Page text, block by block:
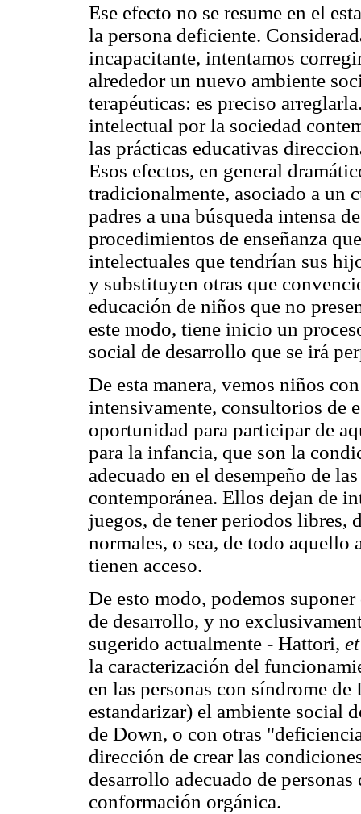
Ese efecto no se resume en el
la persona deficiente.
incapacitante, intentamos
alrededor un nuevo ambiente
terapéuticas: es preciso
intelectual por la sociedad
las prácticas educativas
Esos efectos, en general
tradicionalmente, asociado a un
padres a una búsqueda intensa
procedimientos de enseñanza
intelectuales que tendrían sus
y substituyen otras que
educación de niños que no
este modo, tiene inicio un
social de desarrollo que se irá
De esta manera, vemos niños
intensivamente, consultorios de
oportunidad para participar de
para la infancia, que son la
adecuado en el desempeño de
contemporánea. Ellos dejan de
juegos, de tener periodos libres,
normales, o sea, de todo aquello
tienen acceso.
De esto modo, podemos
de desarrollo, y no
sugerido actualmente - Hattori,
la caracterización del
en las personas con síndrome
estandarizar) el ambiente social
de Down, o con otras
dirección de crear las
desarrollo adecuado de
conformación orgánica.